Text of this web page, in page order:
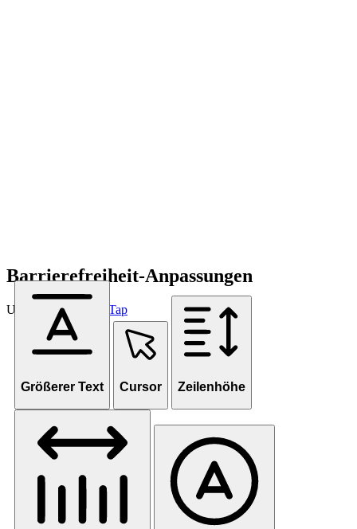
Barrierefreiheit-Anpassungen
Unterstützt von OneTap
Größerer Text Cursor Zeilenhöhe